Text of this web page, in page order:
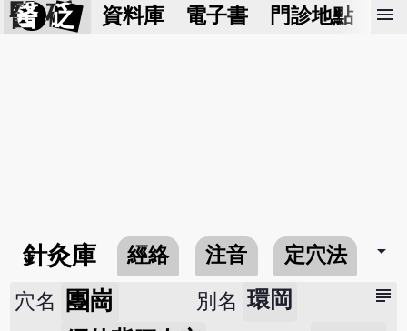
醫 砭 資料庫 電子書 門診地點 預
menu
針灸庫 經絡 注音 定穴法 arrow_drop_down
subject
穴名 團崗 別名 環岡